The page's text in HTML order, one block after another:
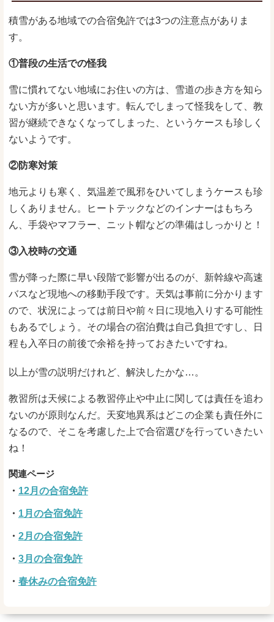
積雪がある地域での合宿免許では3つの注意点がありま
す。
①普段の生活での怪我
雪に慣れてない地域にお住いの方は、雪道の歩き方を知ら
ない方が多いと思います。転んでしまって怪我をして、教
習が継続できなくなってしまった、というケースも珍しく
ないようです。
②防寒対策
地元よりも寒く、気温差で風邪をひいてしまうケースも珍
しくありません。ヒートテックなどのインナーはもちろ
ん、手袋やマフラー、ニット帽などの準備はしっかりと！
③入校時の交通
雪が降った際に早い段階で影響が出るのが、新幹線や高速
バスなど現地への移動手段です。天気は事前に分かります
ので、状況によっては前日や前々日に現地入りする可能性
もあるでしょう。その場合の宿泊費は自己負担ですし、日
程も入卒日の前後で余裕を持っておきたいですね。
以上が雪の説明だけれど、解決したかな…。
教習所は天候による教習停止や中止に関しては責任を追わ
ないのが原則なんだ。天変地異系はどこの企業も責任外に
なるので、そこを考慮した上で合宿選びを行っていきたい
ね！
12月の合宿免許
1月の合宿免許
2月の合宿免許
3月の合宿免許
春休みの合宿免許